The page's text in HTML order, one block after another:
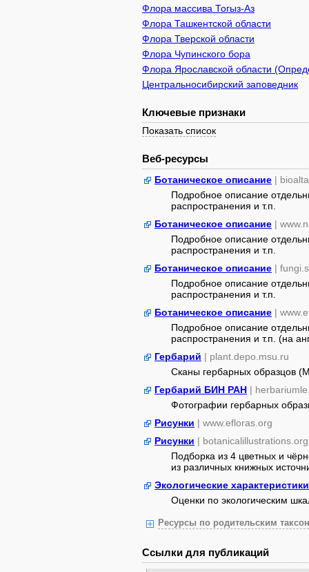
Флора массива Тогыз-Аз
Флора Ташкентской области
Флора Тверской области
Флора Чупинского бора
Флора Ярославской области
Центральносибирский заповедник
Ключевые признаки
Показать список
Веб-ресурсы
Ботаническое описание |
Подробное описание
распространения и т.п.
Ботаническое описание |
Подробное описание
распространения и т.п.
Ботаническое описание |
Подробное описание
распространения и т.п.
Ботаническое описание |
Подробное описание
распространения и т.п. (на
Гербарий | plant.depo.msu.ru
Сканы гербарных образцов
Гербарий БИН РАН |
Фотографии гербарных
Рисунки | www.efloras.org
Рисунки | botanicalillustrations.org
Подборка из 4 цветных и
из различных книжных
Экологические характеристики
Оценки по экологическим
Ресурсы по родительским
Ссылки для публикаций